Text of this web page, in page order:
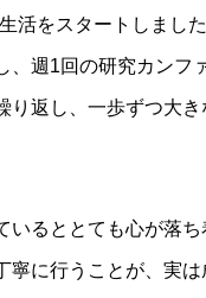
活をスタートしまし
週1回の研究カンフ
返し、一歩ずつ大
るととても心が落
に行うことが、実